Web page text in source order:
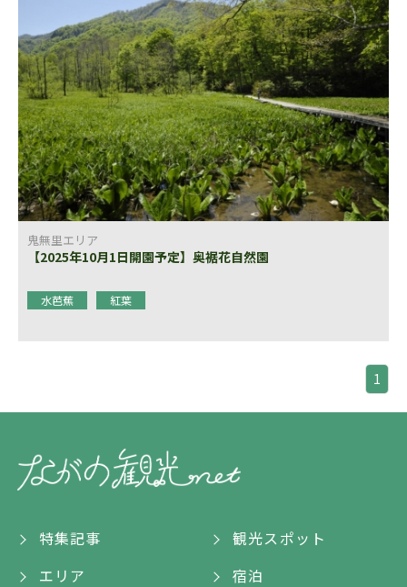
鬼無里エリア
【2025年10月1日開園予定】奥裾花自然園
水芭蕉 紅葉
1
特集記事
観光スポット
エリア
宿泊